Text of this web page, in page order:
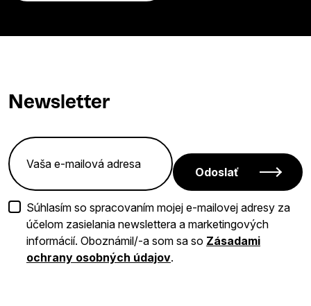
Newsletter
Odoslať
Súhlasím so spracovaním mojej e-mailovej adresy za
účelom zasielania newslettera a marketingových
informácií. Oboznámil/-a som sa so Zásadami
ochrany osobných údajov.